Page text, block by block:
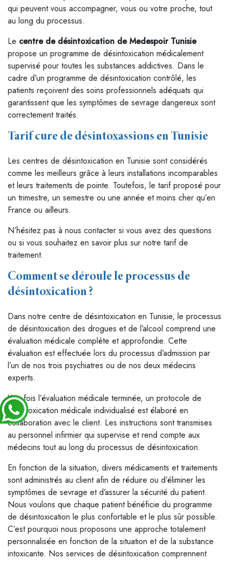
qui peuvent vous accompagner, vous ou votre proche, tout
au long du processus.
Le centre de désintoxication de Medespoir Tunisie
propose un programme de désintoxication médicalement
supervisé pour toutes les substances addictives. Dans le
cadre d’un programme de désintoxication contrôlé, les
patients reçoivent des soins professionnels adéquats qui
garantissent que les symptômes de sevrage dangereux sont
correctement traités.
Tarif cure de désintoxassions en Tunisie
Les centres de désintoxication en Tunisie sont considérés
comme les meilleurs grâce à leurs installations incomparables
et leurs traitements de pointe. Toutefois, le tarif proposé pour
un trimestre, un semestre ou une année et moins cher qu’en
France ou ailleurs.
N’hésitez pas à nous contacter si vous avez des questions
ou si vous souhaitez en savoir plus sur notre tarif de
traitement.
Comment se déroule le processus de
désintoxication ?
Dans notre centre de désintoxication en Tunisie, le processus
de désintoxication des drogues et de l’alcool comprend une
évaluation médicale complète et approfondie. Cette
évaluation est effectuée lors du processus d’admission par
l’un de nos trois psychiatres ou de nos deux médecins
experts.
Une fois l’évaluation médicale terminée, un protocole de
désintoxication médicale individualisé est élaboré en
collaboration avec le client. Les instructions sont transmises
au personnel infirmier qui supervise et rend compte aux
médecins tout au long du processus de désintoxication.
En fonction de la situation, divers médicaments et traitements
sont administrés au client afin de réduire ou d’éliminer les
symptômes de sevrage et d’assurer la sécurité du patient.
Nous voulons que chaque patient bénéficie du programme
de désintoxication le plus confortable et le plus sûr possible.
C’est pourquoi nous proposons une approche totalement
personnalisée en fonction de la situation et de la substance
intoxicante. Nos services de désintoxication comprennent